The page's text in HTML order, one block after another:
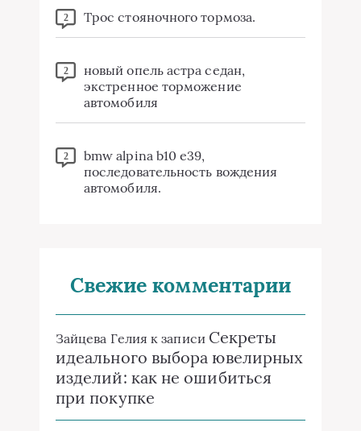
2 Трос стояночного тормоза.
2
новый опель астра седан,
экстренное торможение
автомобиля
2
bmw alpina b10 e39,
последовательность вождения
автомобиля.
Свежие комментарии
Зайцева Гелия к записи Секреты
идеального выбора ювелирных
изделий: как не ошибиться
при покупке